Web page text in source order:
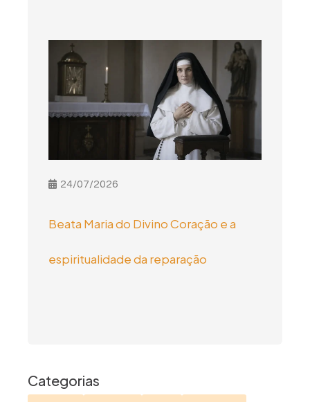
24/07/2026
Beata Maria do Divino Coração e a
espiritualidade da reparação
Categorias